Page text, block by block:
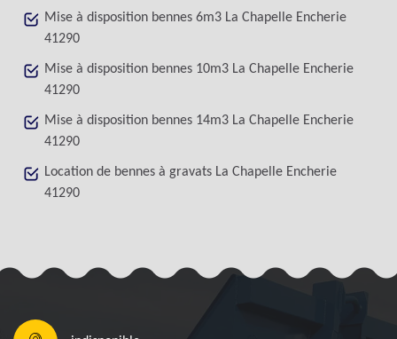
Mise à disposition bennes 6m3 La Chapelle Encherie
41290
Mise à disposition bennes 10m3 La Chapelle Encherie
41290
Mise à disposition bennes 14m3 La Chapelle Encherie
41290
Location de bennes à gravats La Chapelle Encherie
41290